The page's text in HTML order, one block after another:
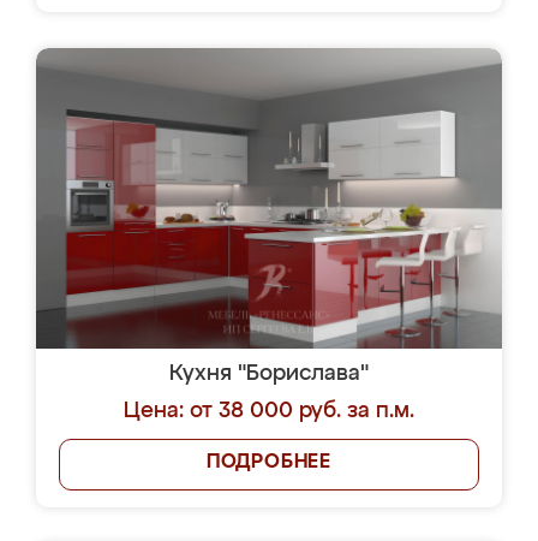
Кухня "Борислава"
Цена: от 38 000 руб. за п.м.
ПОДРОБНЕЕ